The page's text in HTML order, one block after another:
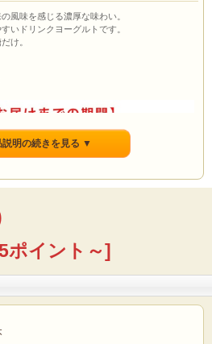
風味を感じる濃厚な味わい。
いドリンクヨーグルトです。
け。
明の続きを見る ▼
イント～]